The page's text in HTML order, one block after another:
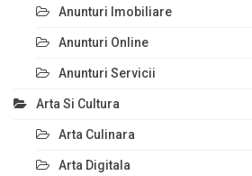
Anunturi Imobiliare
Anunturi Online
Anunturi Servicii
Arta Si Cultura
Arta Culinara
Arta Digitala